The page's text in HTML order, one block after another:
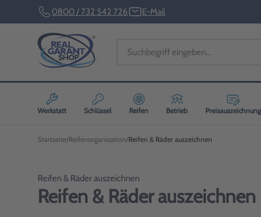
0800 / 732 542 726 E-Mail
Werkstatt Schlüssel Reifen Betrieb Preisauszeichnung
Startseite Reifenorganisation Reifen & Räder auszeichnen
Reifen & Räder auszeichnen
Reifen & Räder auszeichnen